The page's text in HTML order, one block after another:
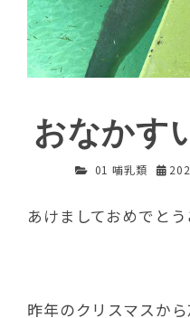
おなかす
01 哺乳類
あけましておめでとう
昨年のクリスマスか